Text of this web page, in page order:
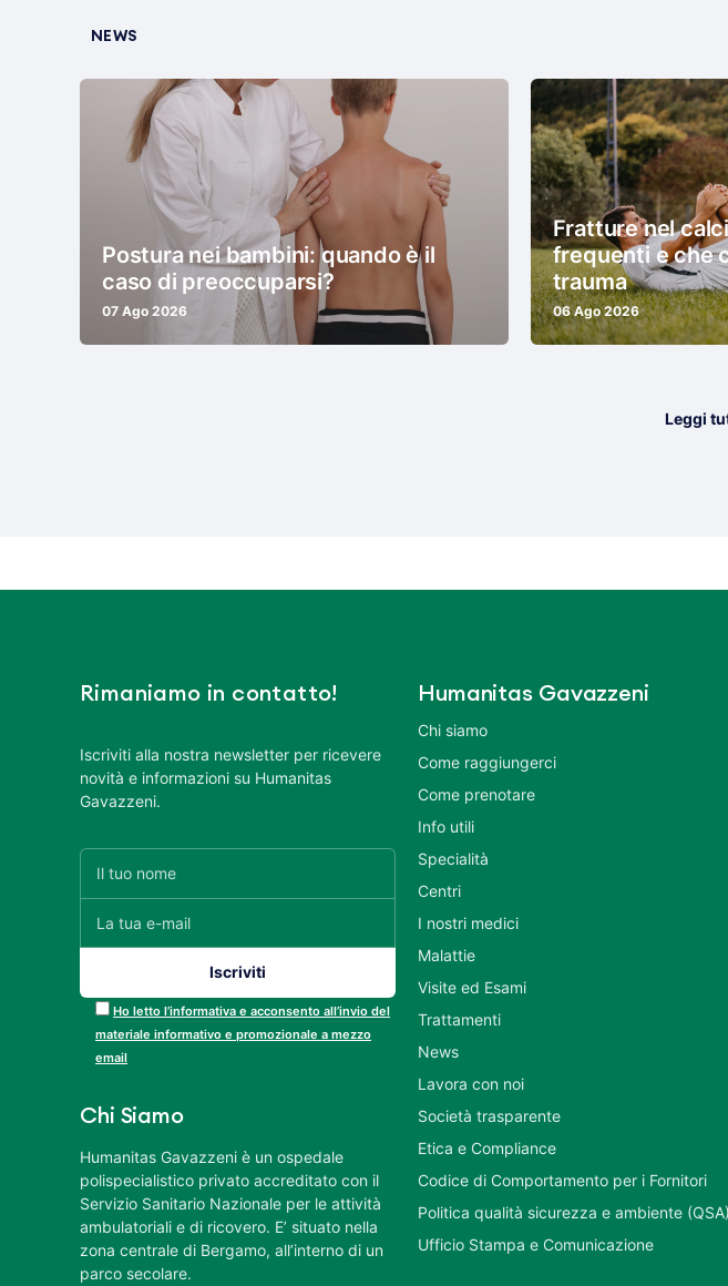
NEWS
Postura nei bambini: quando è il
caso di preoccuparsi?
07 Ago 2026
Fratture nel
frequenti e che
trauma
06 Ago 2026
Leggi
Rimaniamo in contatto!
Iscriviti alla nostra newsletter per ricevere
novità e informazioni su Humanitas
Gavazzeni.
Ho letto l’informativa e acconsento all’invio del
materiale informativo e promozionale a mezzo
email
Chi Siamo
Humanitas Gavazzeni è un ospedale
polispecialistico privato accreditato con il
Servizio Sanitario Nazionale per le attività
ambulatoriali e di ricovero. E’ situato nella
zona centrale di Bergamo, all’interno di un
parco secolare.
Humanitas Gavazzeni
Chi siamo
Come raggiungerci
Come prenotare
Info utili
Specialità
Centri
I nostri medici
Malattie
Visite ed Esami
Trattamenti
News
Lavora con noi
Società trasparente
Etica e Compliance
Codice di Comportamento per i Fornitori
Politica qualità sicurezza e ambiente (QSA)
Ufficio Stampa e Comunicazione